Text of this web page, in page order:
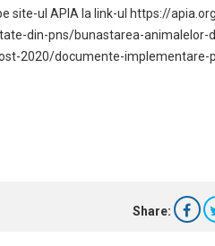
site-ul APIA la link-ul https://
din-pns/bunastarea-animalelor-
2020/documente-implementare-
Share: